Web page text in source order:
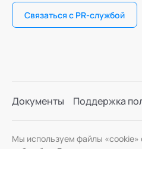
Связаться с PR-службой
Документы Поддержка
Мы используем файлы
веб-сайта. Если вы не хотите